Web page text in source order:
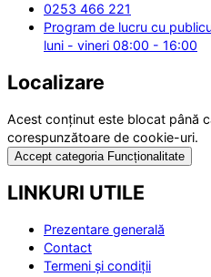
0253 466 221
Program de lucru cu
luni - vineri 08:00 - 16:00
Localizare
Acest conținut este blocat până
corespunzătoare de cookie-uri.
Accept categoria Funcționalitate
LINKURI UTILE
Prezentare generală
Contact
Termeni și condiții